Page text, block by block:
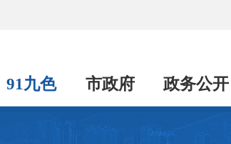
91九色 市政府 政务公开